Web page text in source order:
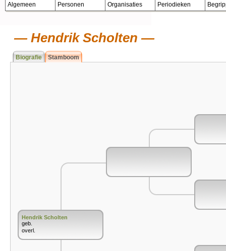
Algemeen Personen Organisaties Periodieken
Hendrik Scholten
Biografie Stamboom
Hendrik Scholten
geb.
overl.